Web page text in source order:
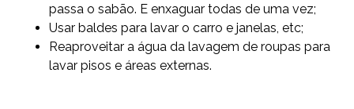
passa o sabão. E enxaguar todas de uma vez;
Usar baldes para lavar o carro e janelas, etc;
Reaproveitar a água da lavagem de roupas para
lavar pisos e áreas externas.